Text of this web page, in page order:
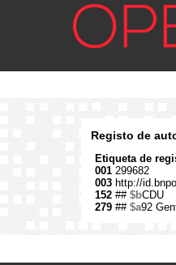
Registo de
Etiqueta de
001 299682
003 http://
152 ## $bCDU
279 ## $a92